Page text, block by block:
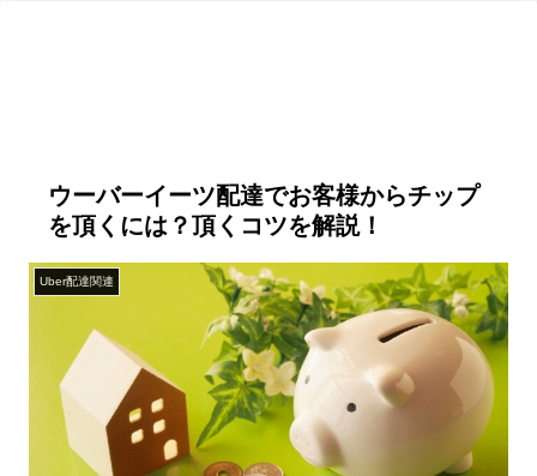
ウーバーイーツ配達でお客様からチップ
を頂くには？頂くコツを解説！
Uber配達関連